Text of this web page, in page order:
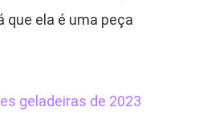
que ela é uma peça
geladeiras de 2023